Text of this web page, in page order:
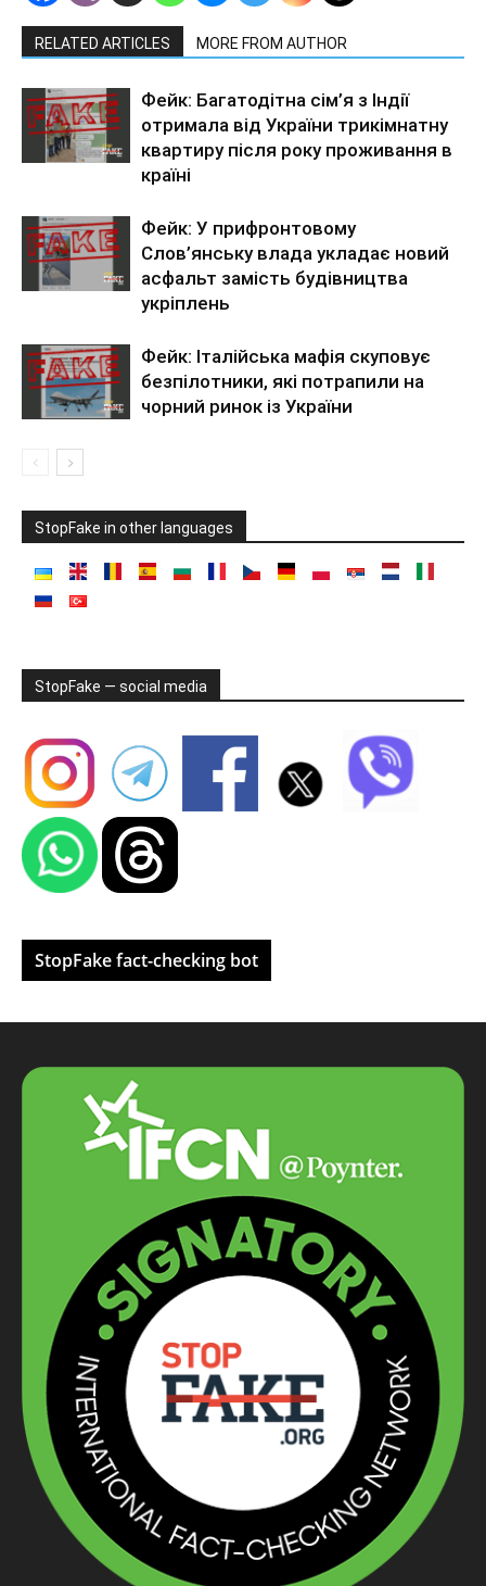
RELATED ARTICLES MORE FROM AUTHOR
Фейк: Багатодітна сім’я з Індії
отримала від України трикімнатну
квартиру після року проживання в
країні
Фейк: У прифронтовому
Слов’янську влада укладає новий
асфальт замість будівництва
укріплень
Фейк: Італійська мафія скуповує
безпілотники, які потрапили на
чорний ринок із України
StopFake in other languages
StopFake — social media
StopFake fact-checking bot